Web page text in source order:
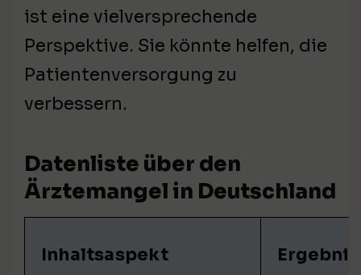
ist eine vielversprechende
Perspektive. Sie könnte helfen, die
Patientenversorgung zu
verbessern.
Datenliste über den
Ärztemangel in Deutschland
Inhaltsaspekt Ergebnis